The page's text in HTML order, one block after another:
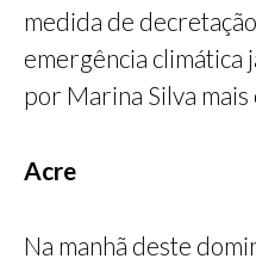
medida de
emergência climática
por Marina Silva mais
Acre
Na manhã deste